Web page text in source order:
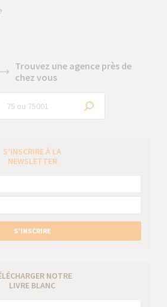
Trouvez une agence près de
chez vous
S’INSCRIRE À LA
NEWSLETTER
S’INSCRIRE
NOTRE
LIVRE BLANC